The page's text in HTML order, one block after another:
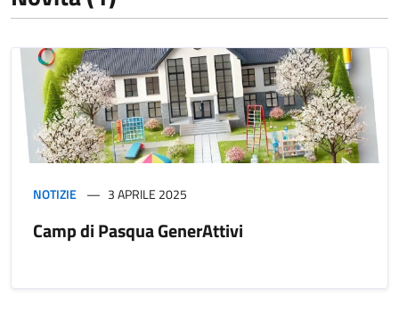
NOTIZIE 3 APRILE 2025
Camp di Pasqua GenerAttivi